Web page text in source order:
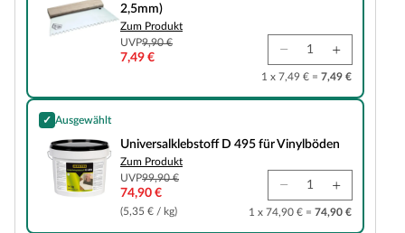
2,5mm)
Zum Produkt
UVP9,90 €
7,49 €
1 x 7,49 € = 7,49 €
✓ Ausgewählt
Universalklebstoff D 495 für Vinylböden
Universalklebstoff D 495 für Vinylböden
Zum Produkt
UVP99,90 €
74,90 €
(5,35 € / kg) 1 x 74,90 € = 74,90 €